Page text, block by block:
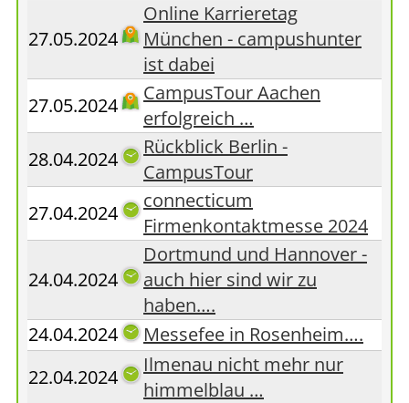
27.05.2024
Online Karrieretag
München - campushunter
ist dabei
27.05.2024
CampusTour Aachen
erfolgreich …
28.04.2024
Rückblick Berlin -
CampusTour
27.04.2024
connecticum
Firmenkontaktmesse 2024
24.04.2024
Dortmund und Hannover -
auch hier sind wir zu
haben….
24.04.2024
Messefee in Rosenheim….
22.04.2024
Ilmenau nicht mehr nur
himmelblau …